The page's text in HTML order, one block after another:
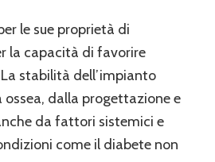
le sue proprietà di
la capacità di favorire
La stabilità dell’impianto
dalla progettazione e
da fattori sistemici e
come il diabete non